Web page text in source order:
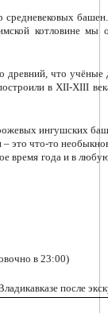
средневековых
котловине мы
древний, что учёные
в XII-XIII
ингушских
это что-то
время года и в
в 23:00)
после